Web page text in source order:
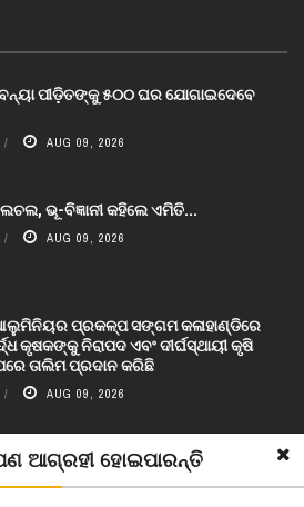
ଆଗ୍ରହୀ ହୋଇପାରନ୍ତି
ପୀଡ଼ିତଙ୍କୁ ୫୦୦ ଘର ଯୋଗାଇଦେବେ
AUG 09, 2026
ଭୂ-ବିଜ୍ଞାନୀ କହିଲେ ଏମିତି...
AUG 09, 2026
ପ୍ରକଳ୍ପ ସଙ୍ଗମ କଳାହାଣ୍ଡିରେ
କୃଷକଙ୍କୁ ନିରାପଦ ଏବଂ ଦୀର୍ଘସ୍ଥାୟୀ କୃଷି
ତାଲିମ ପ୍ରଦାନ କରିଛି
AUG 09, 2026